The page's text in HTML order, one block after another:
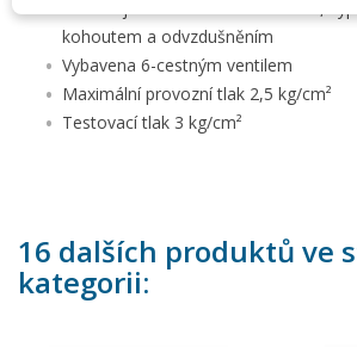
kohoutem a odvzdušněním
Vybavena 6-cestným ventilem
Maximální provozní tlak 2,5 kg/cm²
Testovací tlak 3 kg/cm²
16 dalších produktů ve
kategorii: